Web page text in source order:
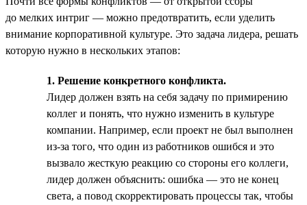
до мелких интриг — можно предотвратить, если уделить
внимание корпоративной культуре. Это задача лидера, решать
которую нужно в нескольких этапов:
1. Решение конкретного конфликта.
Лидер должен взять на себя задачу по примирению
коллег и понять, что нужно изменить в культуре
компании. Например, если проект не был выполнен
из-за того, что один из работников ошибся и это
вызвало жесткую реакцию со стороны его коллеги,
лидер должен объяснить: ошибка — это не конец
света, а повод скорректировать процессы так, чтобы